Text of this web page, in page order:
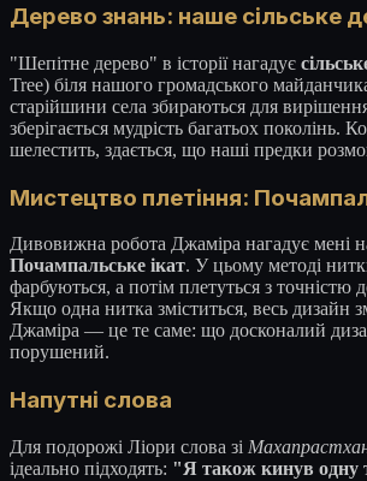
Дерево знань: наше сільське
"Шепітне дерево" в історії нагадує
Tree) біля нашого громадського
старійшини села збираються для
зберігається мудрість багатьох поколінь.
шелестить, здається, що наші предки
Мистецтво плетіння:
Дивовижна робота Джаміра нагадує мені
Почампальське ікат. У цьому методі
фарбуються, а потім плетуться з точністю
Якщо одна нитка зміститься, весь дизайн
Джаміра — це те саме: що досконалий
порушений.
Напутні слова
Для подорожі Ліори слова зі
ідеально підходять: "Я також кинув одну